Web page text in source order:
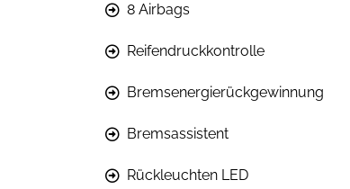
8 Airbags
Reifendruckkontrolle
Bremsenergierückgewinnung
Bremsassistent
Rückleuchten LED